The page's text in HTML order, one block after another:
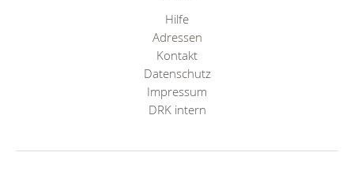
Hilfe
Adressen
Kontakt
Datenschutz
Impressum
DRK intern